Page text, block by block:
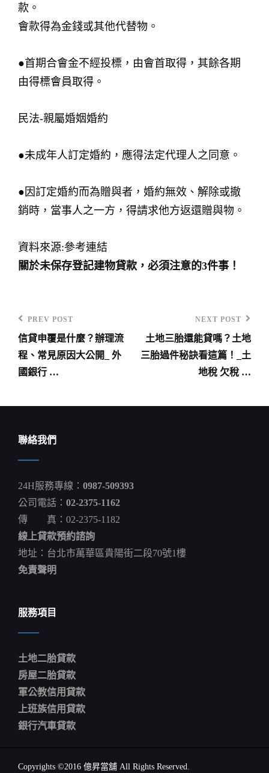
款。
會款得為金錢或其他代替物。
●首期合會金不經投標，由會首取得，其餘各期
由得標會員取得。
民法-親屬婚姻婚約
●未成年人訂定婚約，應得法定代理人之同意。
●因訂定婚約而為贈與者，婚約無效、解除或撤
銷時，當事人之一方，得請求他方返還贈與物。
資料來源:參考連結
關於未保存登記建物貸款，必須注意的3件事！
文
章
覽
Previous
Post
PREV POST
信貸申覆是什麼？辦理流
程、常見原因大公開_ 外
國銀行 …
Post
NEXT POST
土地三胎還能貸嗎？土地
三胎過件秘訣看這篇！_土
地稅 欠稅 …
聯絡我們
24H服務專線： 0987-509393
公司電話： 02-2375-1162
傳 真：02-2375-1182
線上貸款預約諮詢
地址：台北市萬華區貴陽街二段70號1樓
免責聲明
服務項目
土地二胎貸款
房屋二胎貸款
軍公教信用貸款
上班族信用貸款
銀行汽車貸款
Copyrights ©2016 億昇當舖 All Rights Reserved.